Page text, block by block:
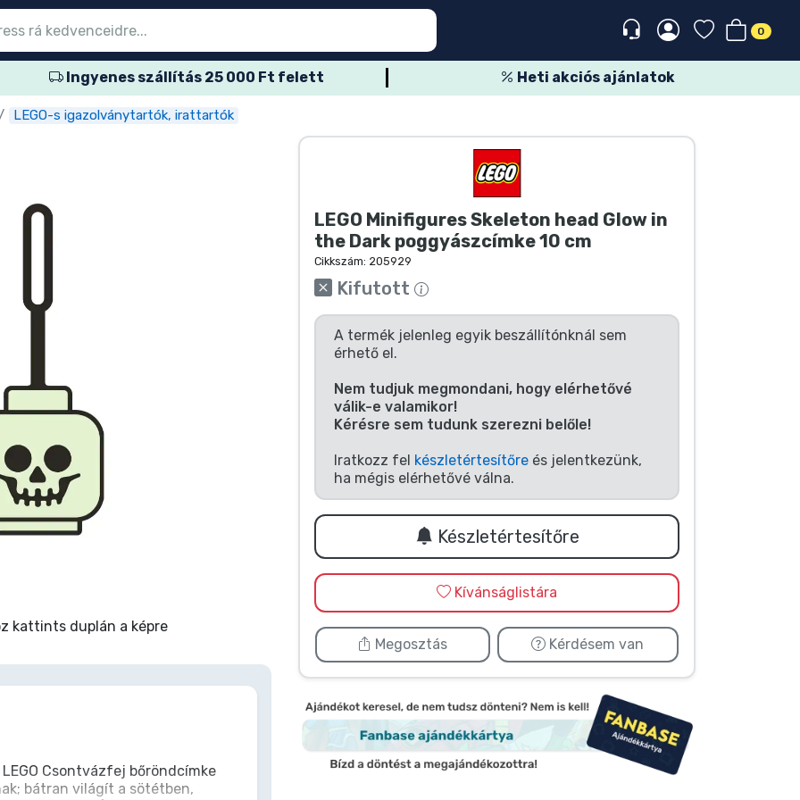
0
Ingyenes szállítás 25 000 Ft felett Heti akciós ajánlatok
LEGO-s igazolványtartók, irattartók
kattints duplán a képre
LEGO Minifigures Skeleton head Glow in
the Dark poggyászcímke 10 cm
Cikkszám: 205929
Kifutott
A termék jelenleg egyik beszállítónknál sem
érhető el.
Nem tudjuk megmondani, hogy elérhetővé
válik-e valamikor!
Kérésre sem tudunk szerezni belőle!
Iratkozz fel készletértesítőre és jelentkezünk,
ha mégis elérhetővé válna.
Készletértesítőre
Kívánságlistára
Megosztás Kérdésem van
Csontvázfej bőröndcímke
bátran világít a sötétben,
termék
termék
termék
termék
termék
termék
termék